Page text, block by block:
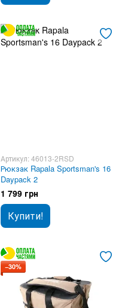
Артикул: 46013-2RSD
Рюкзак Rapala Sportsman's 16
Daypack 2
1 799 грн
Купити!
−30%